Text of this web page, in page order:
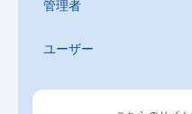
管理者
ユーザー